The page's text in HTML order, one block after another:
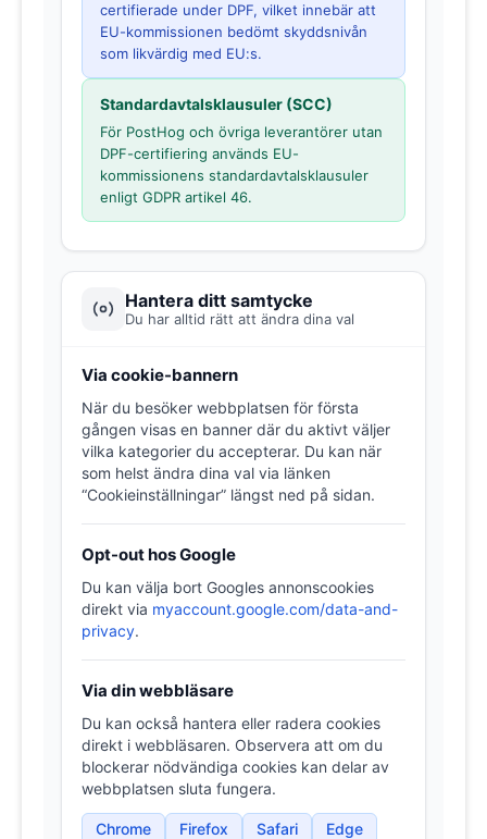
certifierade under DPF, vilket innebär att
EU-kommissionen bedömt skyddsnivån
som likvärdig med EU:s.
Standardavtalsklausuler (SCC)
För PostHog och övriga leverantörer utan
DPF-certifiering används EU-
kommissionens standardavtalsklausuler
enligt GDPR artikel 46.
Hantera ditt samtycke
Du har alltid rätt att ändra dina val
Via cookie-bannern
När du besöker webbplatsen för första
gången visas en banner där du aktivt väljer
vilka kategorier du accepterar. Du kan när
som helst ändra dina val via länken
“Cookieinställningar” längst ned på sidan.
Opt-out hos Google
Du kan välja bort Googles annonscookies
direkt via myaccount.google.com/data-and-
privacy.
Via din webbläsare
Du kan också hantera eller radera cookies
direkt i webbläsaren. Observera att om du
blockerar nödvändiga cookies kan delar av
webbplatsen sluta fungera.
Chrome Firefox Safari Edge